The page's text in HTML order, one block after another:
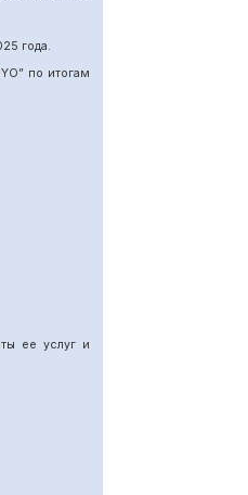
5 года.
” по итогам
ее услуг и